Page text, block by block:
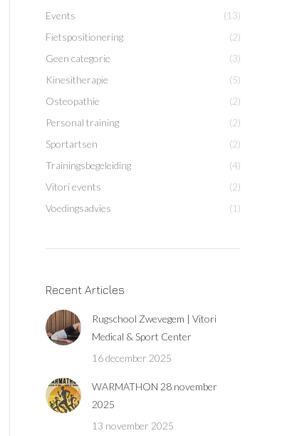
Events
(13)
Fietspositionering
(2)
Geen categorie
(3)
Kinesitherapie
(5)
Osteopathie
(2)
Personal training
(2)
Sportartsen
(2)
Trainingsbegeleiding
(4)
Vitori events
(2)
Voedingsadvies
(1)
Recent Articles
Rugschool Zwevegem | Vitori
Medical & Sport Center
16 december 2025
WARMATHON 28 november
2025
13 november 2025